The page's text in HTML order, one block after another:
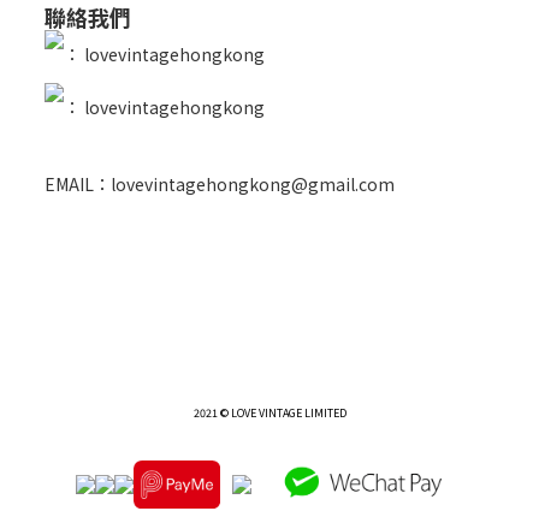
聯絡我們
： lovevintagehongkong
： lovevintagehongkong
EMAIL：lovevintagehongkong@gmail.com
2021 © LOVE VINTAGE LIMITED